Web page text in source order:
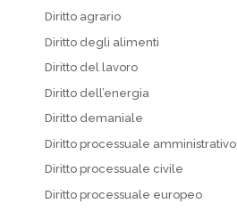
Diritto agrario
Diritto degli alimenti
Diritto del lavoro
Diritto dell’energia
Diritto demaniale
Diritto processuale amministrativo
Diritto processuale civile
Diritto processuale europeo